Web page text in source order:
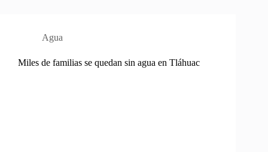
Agua
Miles de familias se quedan sin agua en Tláhuac